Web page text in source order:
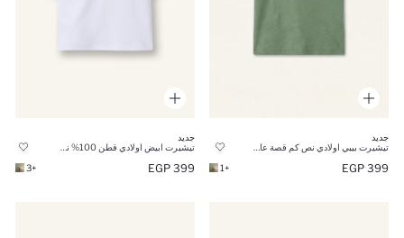
جديد
399 EGP
+1
جديد
399 EGP
+3